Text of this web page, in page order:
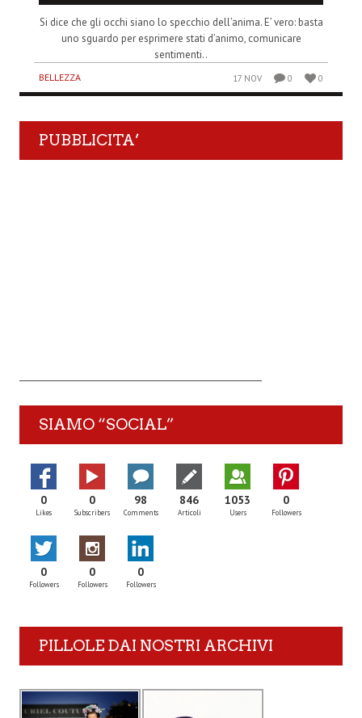
Si dice che gli occhi siano lo specchio dell’anima. E’ vero: basta
uno sguardo per esprimere stati d’animo, comunicare
sentimenti..
BELLEZZA 17 NOV 0 0
PUBBLICITA’
SIAMO “SOCIAL”
0
Likes
0
Subscribers
98
Comments
846
Articoli
1053
Users
0
Followers
0
Followers
0
Followers
0
Followers
PILLOLE DAI NOSTRI ARCHIVI